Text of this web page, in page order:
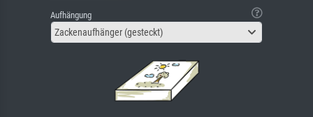
Aufhängung
Zackenaufhänger (gesteckt)